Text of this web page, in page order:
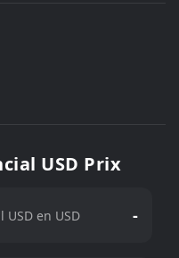
USD Prix
en USD -